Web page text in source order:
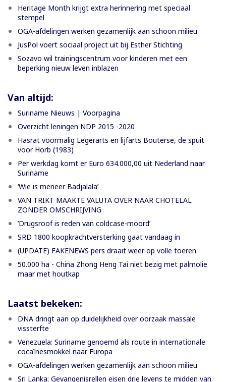
Heritage Month krijgt extra herinnering met speciaal
stempel
OGA-afdelingen werken gezamenlijk aan schoon milieu
JusPol voert sociaal project uit bij Esther Stichting
Sozavo wil trainingscentrum voor kinderen met een
beperking nieuw leven inblazen
Van altijd:
Suriname Nieuws | Voorpagina
Overzicht leningen NDP 2015 -2020
Hasrat voormalig Legerarts en lijfarts Bouterse, de spuit
voor Horb (1983)
Per werkdag komt er Euro 634.000,00 uit Nederland naar
Suriname
‘Wie is meneer Badjalala’
VAN TRIKT MAAKTE VALUTA OVER NAAR CHOTELAL
ZONDER OMSCHRIJVING
’Drugsroof is reden van coldcase-moord’
SRD 1800 koopkrachtversterking gaat vandaag in
(UPDATE) FAKENEWS pers draait weer op volle toeren
50.000 ha - China Zhong Heng Tai niet bezig met palmolie
maar met houtkap
Laatst bekeken:
DNA dringt aan op duidelijkheid over oorzaak massale
vissterfte
Venezuela: Suriname genoemd als route in internationale
cocaïnesmokkel naar Europa
OGA-afdelingen werken gezamenlijk aan schoon milieu
Sri Lanka: Gevangenisrellen eisen drie levens te midden van